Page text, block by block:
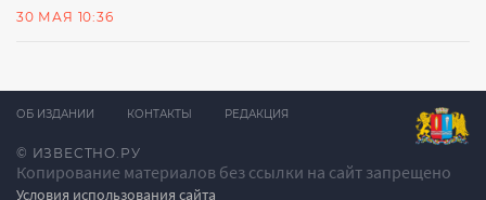
30 МАЯ 10:36
© ИЗВЕСТНО.РУ
Копирование материалов без ссылки на сайт запрещено
Условия использования сайта
ОБ ИЗДАНИИ КОНТАКТЫ РЕДАКЦИЯ